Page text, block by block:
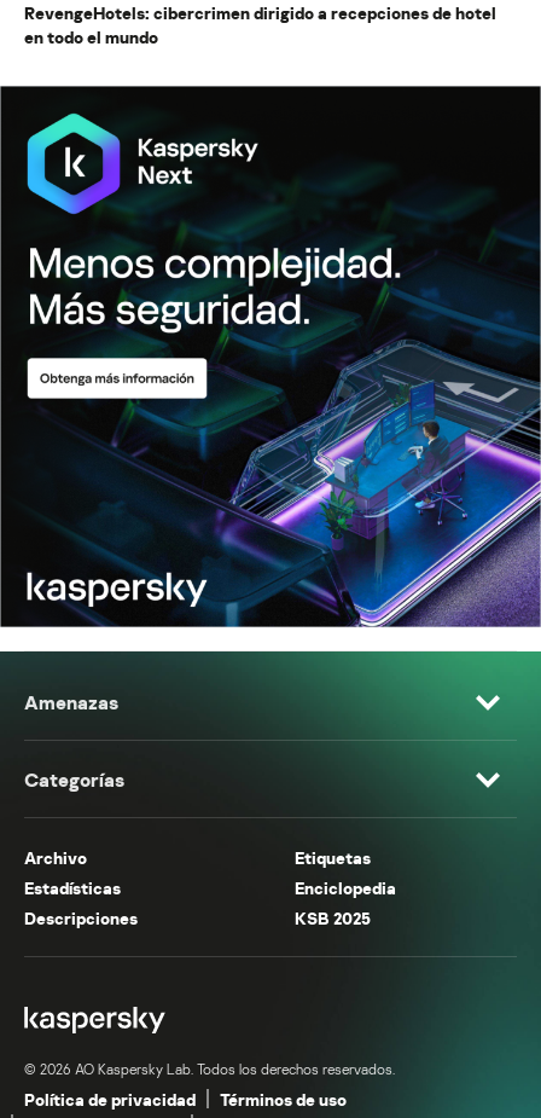
RevengeHotels: cibercrimen dirigido a recepciones de hotel
en todo el mundo
Amenazas
Categorías
Archivo
Etiquetas
Estadísticas
Enciclopedia
Descripciones
KSB 2025
© 2026 AO Kaspersky Lab. Todos los derechos reservados.
Política de privacidad
Términos de uso